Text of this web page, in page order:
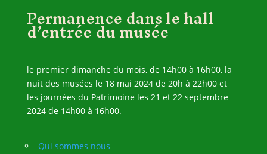
Permanence dans le hall
d’entrée du musée
le premier dimanche du mois, de 14h00 à 16h00, la
nuit des musées le 18 mai 2024 de 20h à 22h00 et
les journées du Patrimoine les 21 et 22 septembre
2024 de 14h00 à 16h00.
Qui sommes nous